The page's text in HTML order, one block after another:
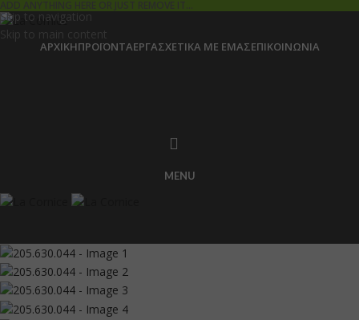
Skip to navigation
Skip to main content
ΑΡΧΙΚΉΠΡΟΪΌΝΤΑΈΡΓΑΣΧΕΤΙΚΆ ΜΕ ΕΜΆΣΕΠΙΚΟΙΝΩΝΊΑ
MENU